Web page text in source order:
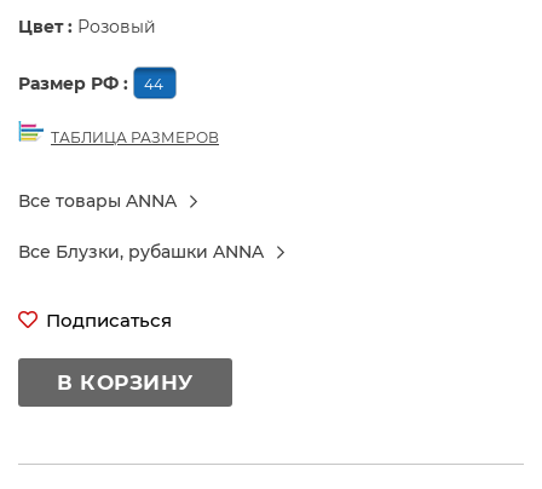
Цвет : Розовый
Размер РФ : 44
ТАБЛИЦА РАЗМЕРОВ
Все товары ANNA
Все Блузки, рубашки ANNA
Подписаться
В КОРЗИНУ